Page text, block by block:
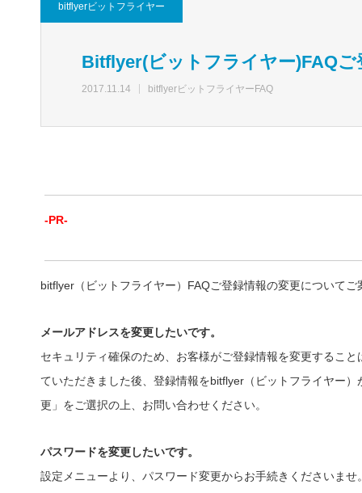
bitflyerビットフライヤー
Bitflyer(ビットフライヤー)FAQ
2017.11.14 bitflyerビットフライヤーFAQ
-PR-
bitflyer（ビットフライヤー）FAQご登録情報の変更についてご
メールアドレスを変更したいです。
セキュリティ確保のため、お客様がご登録情報を変更するこ
ていただきました後、登録情報をbitflyer（ビットフライヤー
更」をご選択の上、お問い合わせください。
パスワードを変更したいです。
設定メニューより、パスワード変更からお手続きくださいま